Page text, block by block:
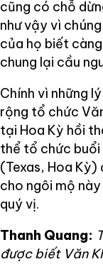
cũng có chỗ
như vậy vì
của họ biết
chung lại cầu
Chính vì những
rộng tổ chức
tại Hoa Kỳ hồi
thể tổ chức
(Texas, Hoa
cho ngôi mộ
quý vị.
Thanh Quang:
được biết Văn